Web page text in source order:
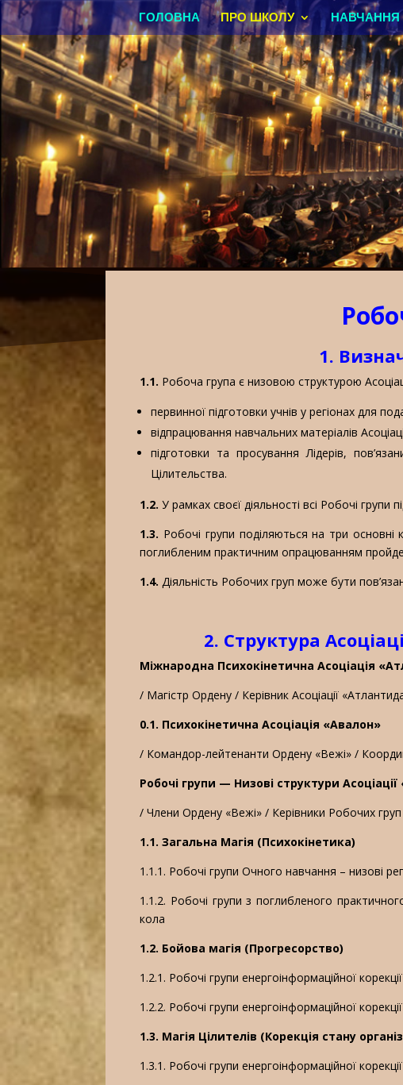
ГОЛОВНА ПРО ШКОЛУ НАВЧАННЯ
1.
1.1. Робоча група є низовою структурою
первинної підготовки учнів у регіонах для
відпрацювання навчальних матеріалів
підготовки та просування Лідерів,
Цілительства.
1.2. У рамках своєї діяльності всі Робочі
1.3. Робочі групи поділяються на три основні
поглибленим практичним опрацюванням
1.4. Діяльність Робочих груп може бути
2. Структура
Міжнародна Психокінетична Асоціація
/ Магістр Ордену / Керівник Асоціації
0.1. Психокінетична Асоціація «Авалон»
/ Командор-лейтенанти Ордену «Вежі» /
Робочі групи — Низові структури
/ Члени Ордену «Вежі» / Керівники Робочих груп
1.1. Загальна Магія (Психокінетика)
1.1.1. Робочі групи Очного навчання – низові
1.1.2. Робочі групи з поглибленого
кола
1.2. Бойова магія (Прогресорство)
1.2.1. Робочі групи енергоінформаційної
1.2.2. Робочі групи енергоінформаційної
1.3. Магія Цілителів (Корекція стану
1.3.1. Робочі групи енергоінформаційної